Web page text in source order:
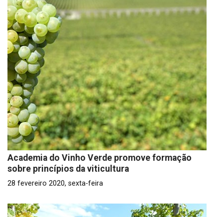
Academia do Vinho Verde promove formação
sobre princípios da viticultura
28 fevereiro 2020, sexta-feira